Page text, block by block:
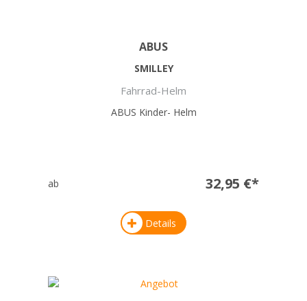
ABUS
SMILLEY
Fahrrad-Helm
ABUS Kinder- Helm
ab 32,95 €*
Details